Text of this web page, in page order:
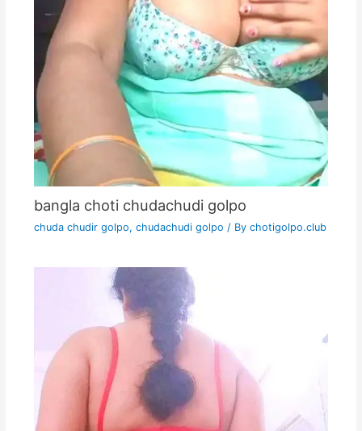
bangla choti chudachudi golpo
chuda chudir golpo, chudachudi golpo / By chotigolpo.club